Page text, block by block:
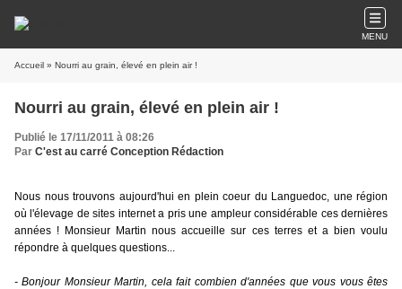
MENU
Accueil » Nourri au grain, élevé en plein air !
Nourri au grain, élevé en plein air !
Publié le 17/11/2011 à 08:26
Par C'est au carré Conception Rédaction
Nous nous trouvons aujourd'hui en plein coeur du Languedoc, une région
où l'élevage de sites internet a pris une ampleur considérable ces dernières
années ! Monsieur Martin nous accueille sur ces terres et a bien voulu
répondre à quelques questions...
- Bonjour Monsieur Martin, cela fait combien d'années que vous vous êtes